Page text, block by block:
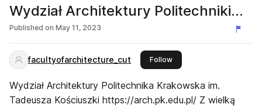
Wydział Architektury Politechniki
Krakowskiej
Published on May 11, 2023
facultyofarchitecture_cut Followthis publisher
Wydział Architektury Politechnika Krakowska im.
Tadeusza Kościuszki https://arch.pk.edu.pl/ Z wielką